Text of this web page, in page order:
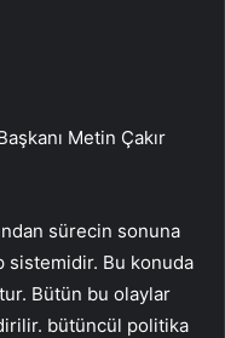
Metin Çakır
sürecin sonuna
sistemidir. Bu konuda
Bütün bu olaylar
bütüncül politika